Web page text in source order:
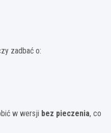
zadbać o:
w wersji bez pieczenia, co